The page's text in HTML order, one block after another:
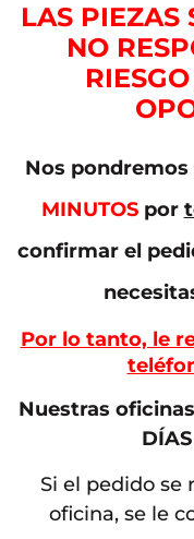
LAS PIEZAS
NO
Nos
MINUTOSpor
confirmar el
Por lo tanto, le
Nuestras
Si el pedido se
oficina, se le